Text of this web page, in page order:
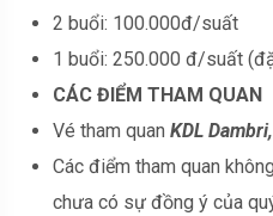
2 buổi: 100.000đ/suất
1 buổi: 250.000 đ/suất
CÁC ĐIỂM THAM QUAN
Vé tham quan KDL
Các điểm tham quan
chưa có sự đồng ý của